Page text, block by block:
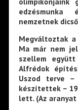
nemzetnek
Megváltoztak
Ma már nem
szellem
Alfrédok
Uszod terve –
készítettek –
lett. (Az